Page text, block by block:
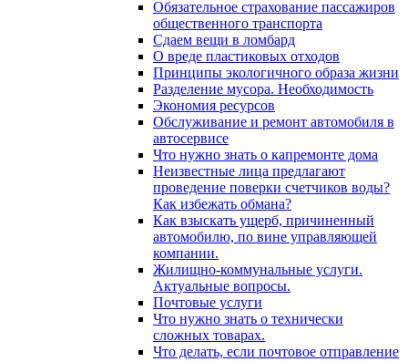
Обязательное страхование пассажиров
общественного транспорта
Сдаем вещи в ломбард
О вреде пластиковых отходов
Принципы экологичного образа жизни
Разделение мусора. Необходимость
Экономия ресурсов
Обслуживание и ремонт автомобиля в
автосервисе
Что нужно знать о капремонте дома
Неизвестные лица предлагают
проведение поверки счетчиков воды?
Как избежать обмана?
Как взыскать ущерб, причиненный
автомобилю, по вине управляющей
компании.
Жилищно-коммунальные услуги.
Актуальные вопросы.
Почтовые услуги
Что нужно знать о технически
сложных товарах.
Что делать, если почтовое отправление